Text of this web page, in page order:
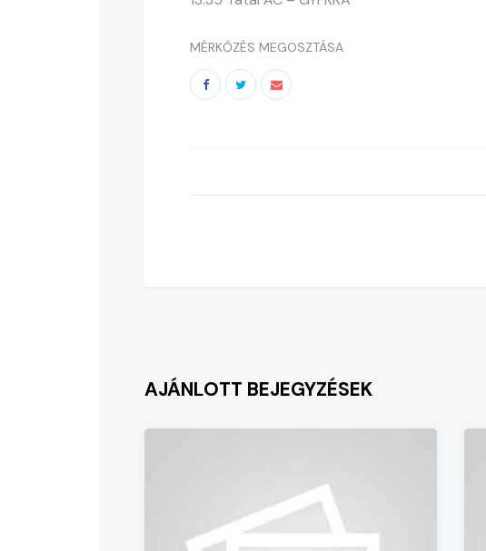
MÉRKŐZÉS MEGOSZTÁSA
AJÁNLOTT BEJEGYZÉSEK